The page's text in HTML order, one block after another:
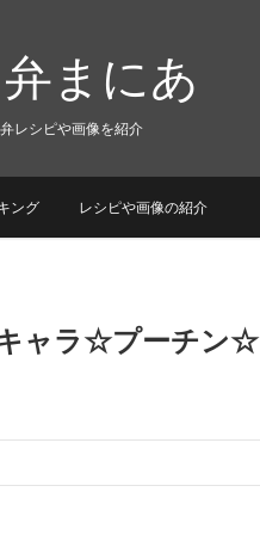
まにあ
レシピや画像を紹介
ング レシピや画像の紹介
キャラ☆プーチン☆